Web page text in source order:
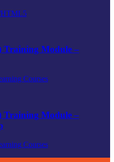
HTML5
Training Module –
Courses
Training Module –
Courses